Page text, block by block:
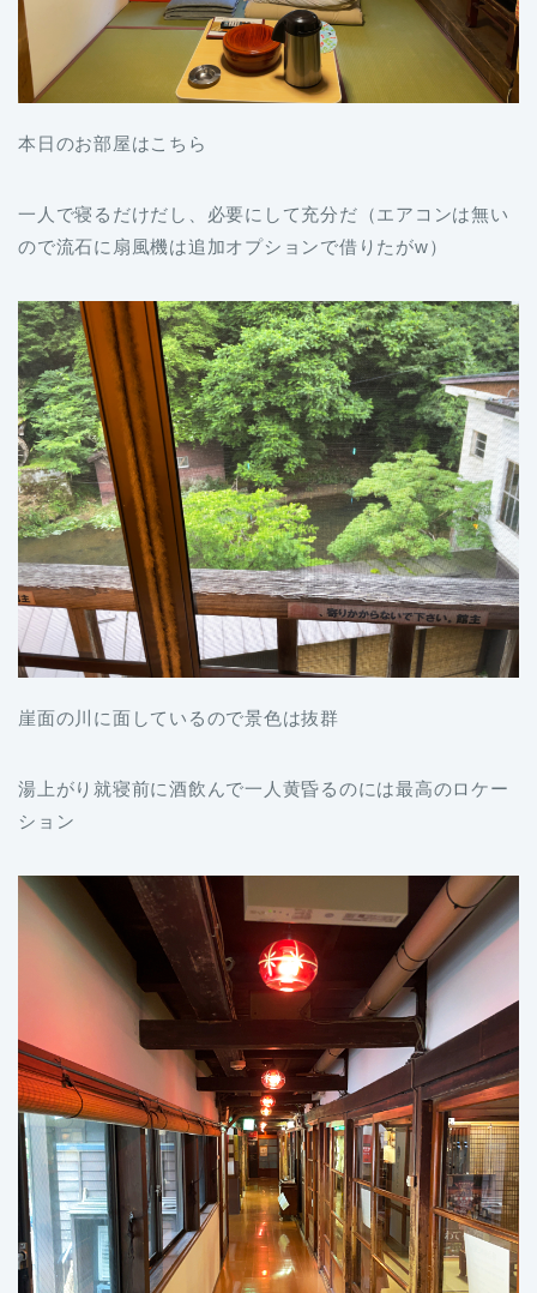
本日のお部屋はこちら
一人で寝るだけだし、必要にして充分だ（エアコンは無い
ので流石に扇風機は追加オプションで借りたがw）
崖面の川に面しているので景色は抜群
湯上がり就寝前に酒飲んで一人黄昏るのには最高のロケー
ション